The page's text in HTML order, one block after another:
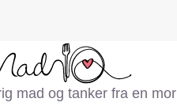
mad og tanker fra en mor